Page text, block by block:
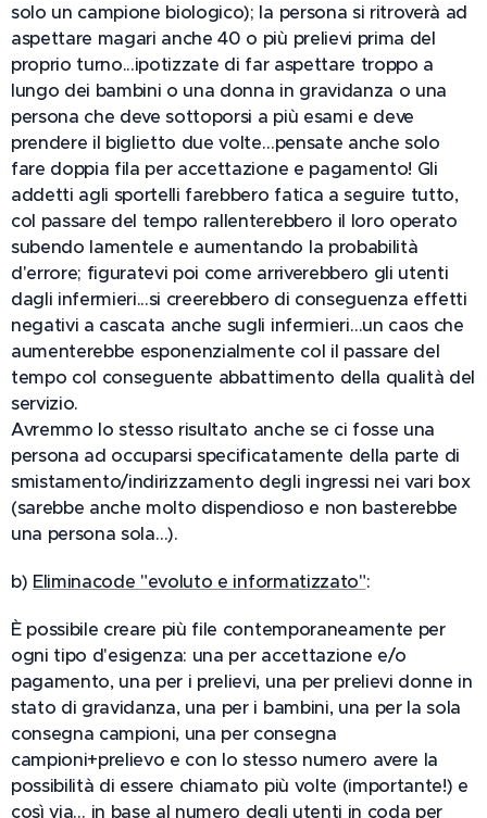
solo un campione biologico); la persona si ritroverà ad
aspettare magari anche 40 o più prelievi prima del
proprio turno...ipotizzate di far aspettare troppo a
lungo dei bambini o una donna in gravidanza o una
persona che deve sottoporsi a più esami e deve
prendere il biglietto due volte…pensate anche solo
fare doppia fila per accettazione e pagamento! Gli
addetti agli sportelli farebbero fatica a seguire tutto,
col passare del tempo rallenterebbero il loro operato
subendo lamentele e aumentando la probabilità
d'errore; figuratevi poi come arriverebbero gli utenti
dagli infermieri...si creerebbero di conseguenza effetti
negativi a cascata anche sugli infermieri…un caos che
aumenterebbe esponenzialmente col il passare del
tempo col conseguente abbattimento della qualità del
servizio.
Avremmo lo stesso risultato anche se ci fosse una
persona ad occuparsi specificatamente della parte di
smistamento/indirizzamento degli ingressi nei vari box
(sarebbe anche molto dispendioso e non basterebbe
una persona sola…).
b) Eliminacode "evoluto e informatizzato":
È possibile creare più file contemporaneamente per
ogni tipo d'esigenza: una per accettazione e/o
pagamento, una per i prelievi, una per prelievi donne in
stato di gravidanza, una per i bambini, una per la sola
consegna campioni, una per consegna
campioni+prelievo e con lo stesso numero avere la
possibilità di essere chiamato più volte (importante!) e
così via… in base al numero degli utenti in coda per